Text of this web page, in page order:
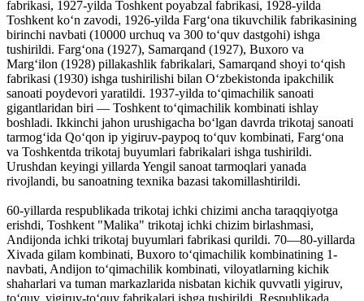
fabrikasi, 1927-yilda Toshkent poyabzal fabrikasi, 1928-yilda
Toshkent koʻn zavodi, 1926-yilda Fargʻona tikuvchilik fabrikasining
birinchi navbati (10000 urchuq va 300 toʻquv dastgohi) ishga
tushirildi. Fargʻona (1927), Samarqand (1927), Buxoro va
Margʻilon (1928) pillakashlik fabrikalari, Samarqand shoyi toʻqish
fabrikasi (1930) ishga tushirilishi bilan Oʻzbekistonda ipakchilik
sanoati poydevori yaratildi. 1937-yilda toʻqimachilik sanoati
gigantlaridan biri — Toshkent toʻqimachilik kombinati ishlay
boshladi. Ikkinchi jahon urushigacha boʻlgan davrda trikotaj sanoati
tarmogʻida Qoʻqon ip yigiruv-paypoq toʻquv kombinati, Fargʻona
va Toshkentda trikotaj buyumlari fabrikalari ishga tushirildi.
Urushdan keyingi yillarda Yengil sanoat tarmoqlari yanada
rivojlandi, bu sanoatning texnika bazasi takomillashtirildi.
60-yillarda respublikada trikotaj ichki chizimi ancha taraqqiyotga
erishdi, Toshkent "Malika" trikotaj ichki chizim birlashmasi,
Andijonda ichki trikotaj buyumlari fabrikasi qurildi. 70—80-yillarda
Xivada gilam kombinati, Buxoro toʻqimachilik kombinatining 1-
navbati, Andijon toʻqimachilik kombinati, viloyatlarning kichik
shaharlari va tuman markazlarida nisbatan kichik quvvatli yigiruv,
toʻquv, yigiruv-toʻquv fabrikalari ishga tushirildi. Respublikada